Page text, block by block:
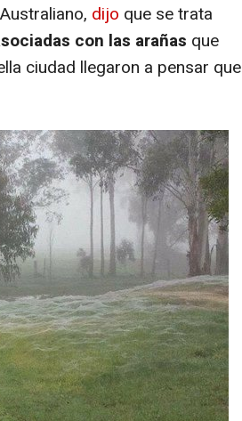
dijo que se trata
con las arañas que
ciudad llegaron a pensar que